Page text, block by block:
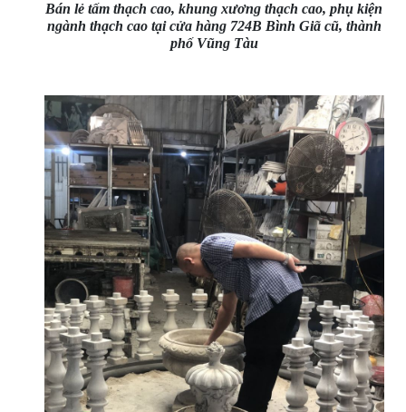
Bán lẻ tấm thạch cao, khung xương thạch cao, phụ kiện
ngành thạch cao tại cửa hàng 724B Bình Giã cũ, thành
phố Vũng Tàu